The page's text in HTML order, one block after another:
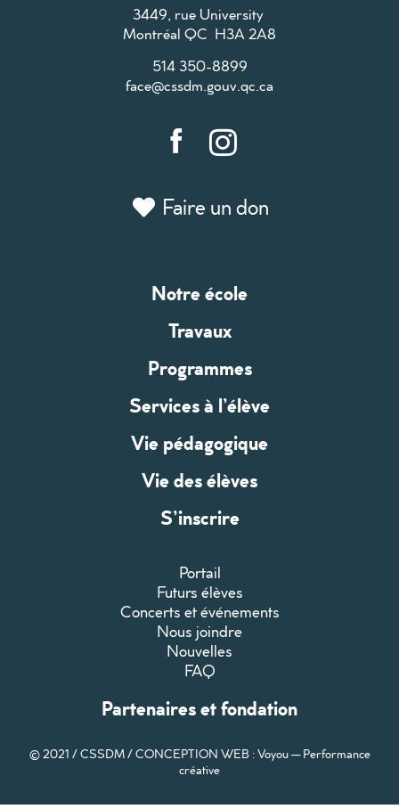
3449, rue University
Montréal QC H3A 2A8
514 350-8899
face@cssdm.gouv.qc.ca
Faire un don
Notre école
Travaux
Programmes
Services à l’élève
Vie pédagogique
Vie des élèves
S’inscrire
Portail
Futurs élèves
Concerts et événements
Nous joindre
Nouvelles
FAQ
Partenaires et fondation
© 2021 / CSSDM /CONCEPTION WEB : Voyou — Performance
créative